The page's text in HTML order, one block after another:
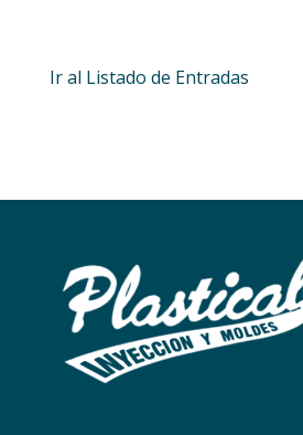
Ir al Listado de Entradas